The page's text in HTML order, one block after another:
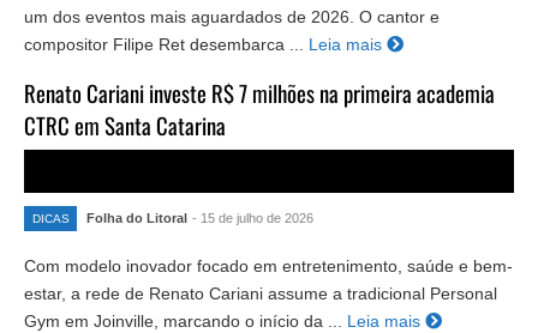
um dos eventos mais aguardados de 2026. O cantor e
compositor Filipe Ret desembarca ...
Leia mais
Renato Cariani investe R$ 7 milhões na primeira academia
CTRC em Santa Catarina
DICAS Folha do Litoral - 15 de julho de 2026
Com modelo inovador focado em entretenimento, saúde e bem-
estar, a rede de Renato Cariani assume a tradicional Personal
Gym em Joinville, marcando o início da ... Leia mais